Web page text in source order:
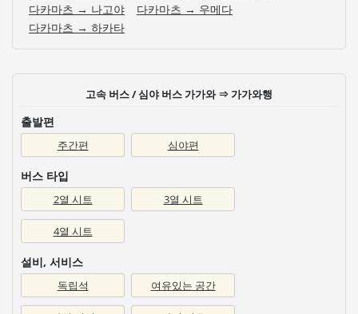
다카마츠 → 나고야
다카마츠 → 우메다
다카마츠 → 하카타
고속 버스 / 심야 버스 가가와 ⇒ 가가와행
출발편
주간편 심야편
버스 타입
2열 시트 3열 시트
4열 시트
설비, 서비스
독립석 여유있는 공간